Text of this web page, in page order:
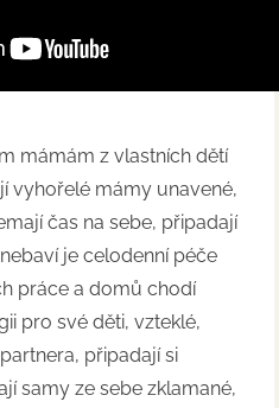
mámám z vlastních dětí
vyhořelé mámy unavené,
čas na sebe, připadají
je celodenní péče
práce a domů chodí
pro své děti, vzteklé,
připadají si
samy ze sebe zklamané,